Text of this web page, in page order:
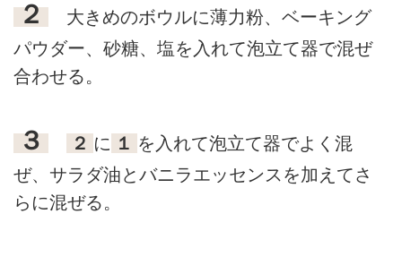
２
大きめのボウルに薄力粉、ベーキング
パウダー、砂糖、塩を入れて泡立て器で混ぜ
合わせる。
３ ２ に １ を入れて泡立て器でよく混
ぜ、サラダ油とバニラエッセンスを加えてさ
らに混ぜる。